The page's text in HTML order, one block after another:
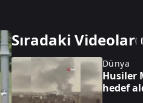
Sıradaki Videolar
Dünya
Husiler
hedef